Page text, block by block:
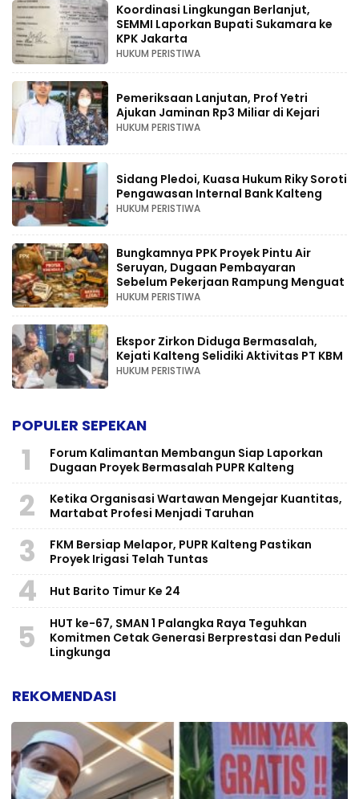
Koordinasi Lingkungan Berlanjut,
SEMMI Laporkan Bupati Sukamara ke
KPK Jakarta
HUKUM PERISTIWA
Pemeriksaan Lanjutan, Prof Yetri
Ajukan Jaminan Rp3 Miliar di Kejari
HUKUM PERISTIWA
Sidang Pledoi, Kuasa Hukum Riky Soroti
Pengawasan Internal Bank Kalteng
HUKUM PERISTIWA
Bungkamnya PPK Proyek Pintu Air
Seruyan, Dugaan Pembayaran
Sebelum Pekerjaan Rampung Menguat
HUKUM PERISTIWA
Ekspor Zirkon Diduga Bermasalah,
Kejati Kalteng Selidiki Aktivitas PT KBM
HUKUM PERISTIWA
POPULER SEPEKAN
1
Forum Kalimantan Membangun Siap Laporkan
Dugaan Proyek Bermasalah PUPR Kalteng
2
Ketika Organisasi Wartawan Mengejar Kuantitas,
Martabat Profesi Menjadi Taruhan
3
FKM Bersiap Melapor, PUPR Kalteng Pastikan
Proyek Irigasi Telah Tuntas
4 Hut Barito Timur Ke 24
5
HUT ke-67, SMAN 1 Palangka Raya Teguhkan
Komitmen Cetak Generasi Berprestasi dan Peduli
Lingkunga
REKOMENDASI